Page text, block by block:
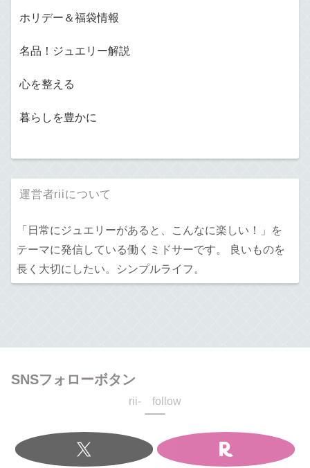
ホリデー＆福袋情報
名品！ジュエリー解説
心を整える
暮らしを豊かに
運営者riiについて
「日常にジュエリーがあると、こんなに楽しい！」を
テーマに発信している働くミドサーです。 良いものを
長く大切にしたい。シンプルライフ。
SNSフォローボタン
rii- follow